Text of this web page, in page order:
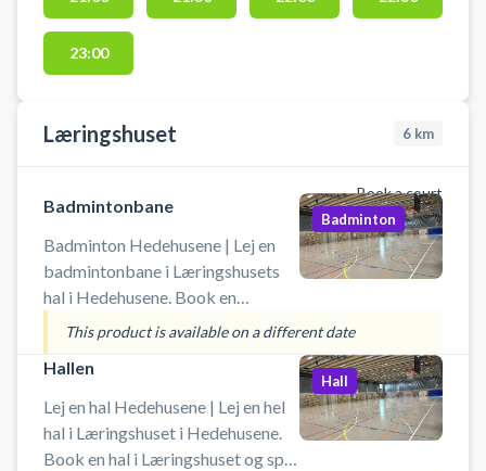
23:00
Læringshuset 6 km
Book a court
Badmintonbane
Badminton Hedehusene | Lej en
badmintonbane i Læringshusets
hal i Hedehusene. Book en
badmintonbane og spil badminton
i Hedehusene. Adgang til skolen
skal foregå via
parkeringskælderen. Indgang sker
via døren bagerst i
parkeringskælderen. Du skal selv
Badminton
This product is available on a different date
Hallen
Lej en hal Hedehusene | Lej en hel
hal i Læringshuset i Hedehusene.
Book en hal i Læringshuset og spil
Hall